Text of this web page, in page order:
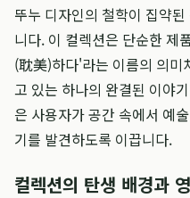
뚜누 디자인의 철학이 집약
니다. 이 컬렉션은 단순한 제
(耽美)하다'라는 이름의 의미
고 있는 하나의 완결된 이야
은 사용자가 공간 속에서 예
기를 발견하도록 이끕니다.
컬렉션의 탄생 배경과